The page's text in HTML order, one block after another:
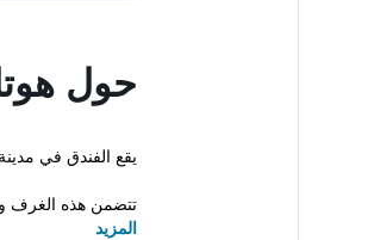
حول
يقع الفندق في
تتضمن هذه الغرف
المزيد